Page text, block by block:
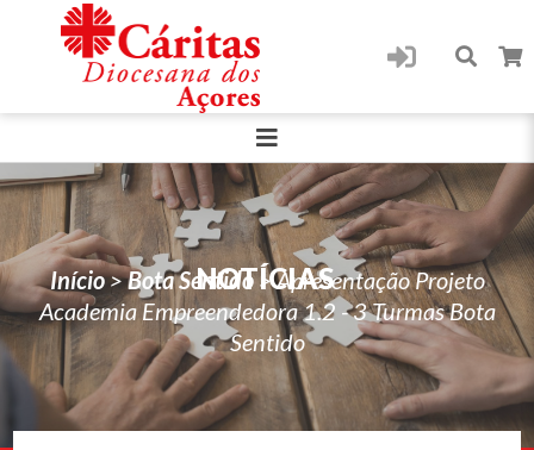
NOTÍCIAS
Início>Bota Sentido>Apresentação Projeto
Academia Empreendedora 1.2 - 3 Turmas Bota
Sentido